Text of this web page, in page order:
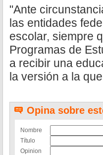
"Ante
las entidades
escolar, siempre
Programas de
a recibir una
la versión a la
Opina sobre
Nombre
Título
Opinion